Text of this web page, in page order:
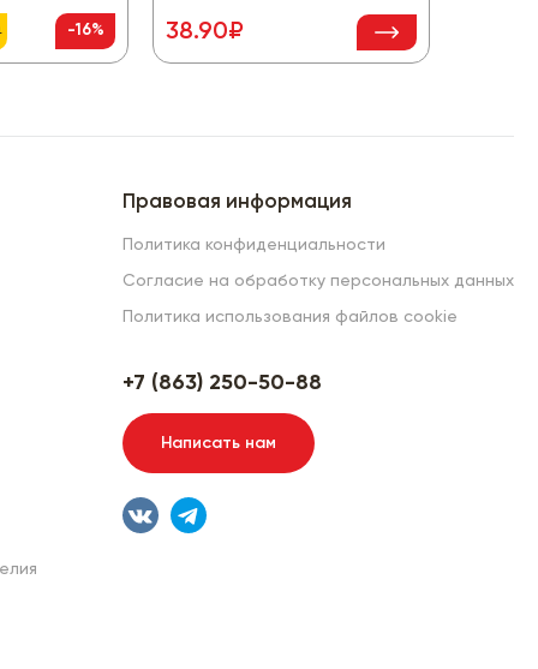
-16% 38.90₽
Правовая информация
Политика конфиденциальности
Согласие на обработку персональных данных
Политика использования файлов cookie
+7 (863) 250-50-88
Написать нам